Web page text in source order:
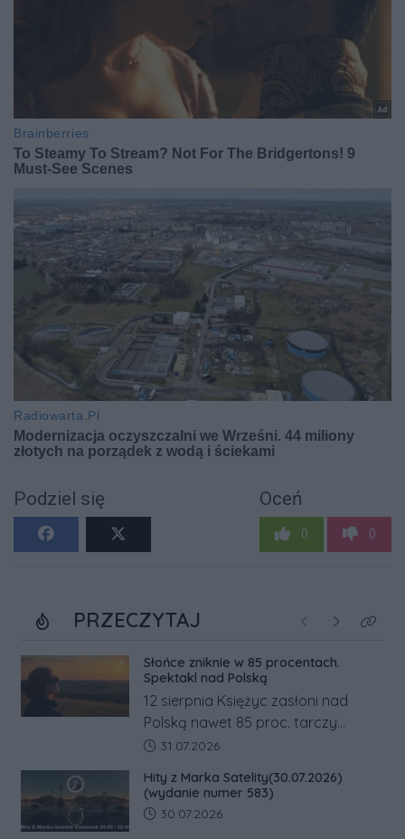
Podziel się Oceń
0 0
PRZECZYTAJ Poprzednie
NastępneKliknij
Słońce zniknie w 85 procentach.
Spektakl nad Polską
12 sierpnia Księżyc zasłoni nad
Polską nawet 85 proc. tarczy
Słońca. Największe zaćmienie od 27
zachodem.
Data dodania artykułu:
31.07.2026
Hity z Marka Satelity(30.07.2026)
(wydanie numer 583)
Data dodania artykułu:
30.07.2026